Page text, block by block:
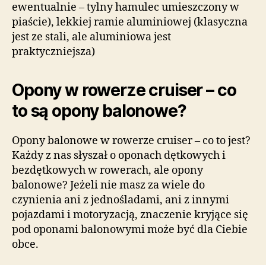
ewentualnie – tylny hamulec umieszczony w
piaście), lekkiej ramie aluminiowej (klasyczna
jest ze stali, ale aluminiowa jest
praktyczniejsza)
Opony w rowerze cruiser – co
to są opony balonowe?
Opony balonowe w rowerze cruiser – co to jest?
Każdy z nas słyszał o oponach dętkowych i
bezdętkowych w rowerach, ale opony
balonowe? Jeżeli nie masz za wiele do
czynienia ani z jednośladami, ani z innymi
pojazdami i motoryzacją, znaczenie kryjące się
pod oponami balonowymi może być dla Ciebie
obce.